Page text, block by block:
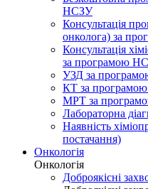
НСЗУ
Консультація
онколога) за
Консультація
за програмою
УЗД за
КТ за
МРТ за
Лабораторна
Наявність
постачання)
Онкологія
Онкологія
Доброякісні